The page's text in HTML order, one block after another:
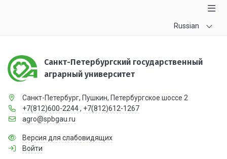
Russian
Санкт-Петербургский государственный
аграрный университет
Санкт-Петербург, Пушкин, Петербургское шоссе 2
+7(812)600-2244 , +7(812)612-1267
agro@spbgau.ru
Версия для слабовидящих
Войти